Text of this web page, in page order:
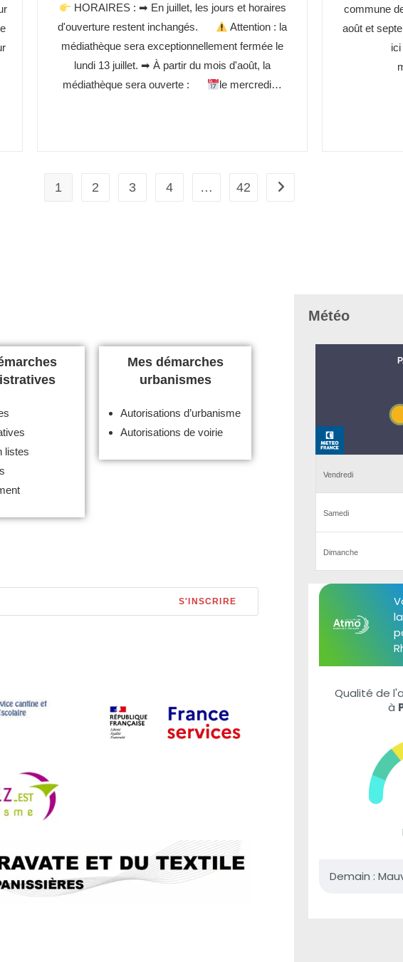
HORAIRES : ➡ En juillet, les jours et horaires
d'ouverture restent inchangés.
Attention : la
médiathèque sera exceptionnellement fermée le
lundi 13 juillet. ➡ À partir du mois d'août, la
médiathèque sera ouverte :
le mercredi…
commune
août et
1 2 3 4 … 42
listes
Mes démarches
urbanismes
Autorisations d’urbanisme
Autorisations de voirie
S'INSCRIRE
Météo